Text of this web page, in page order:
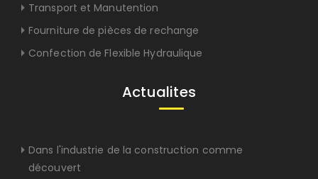
Transport et Manutention
Fourniture de pièces de rechange
Confection de Flexible Hydraulique
Actualites
Dans l'industrie de la construction comme
découvert